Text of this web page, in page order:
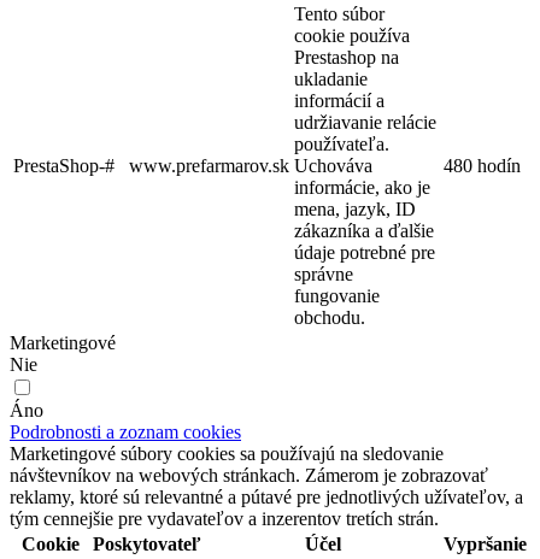
PrestaShop-# www.prefarmarov.sk
Tento súbor
cookie používa
Prestashop na
ukladanie
informácií a
udržiavanie relácie
používateľa.
Uchováva
informácie, ako je
mena, jazyk, ID
zákazníka a ďalšie
údaje potrebné pre
správne
fungovanie
obchodu.
480 hodín
Marketingové
Nie
Áno
Podrobnosti a zoznam cookies
Marketingové súbory cookies sa používajú na sledovanie
návštevníkov na webových stránkach. Zámerom je zobrazovať
reklamy, ktoré sú relevantné a pútavé pre jednotlivých užívateľov, a
tým cennejšie pre vydavateľov a inzerentov tretích strán.
Cookie
Poskytovateľ Účel Vypršanie